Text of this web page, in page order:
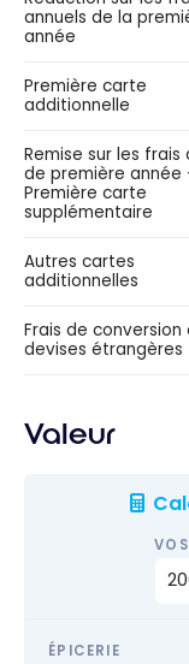
annuels de la
année
Première carte
additionnelle
Remise sur les frais
de première année
Première carte
supplémentaire
Autres cartes
additionnelles
Frais de conversion
devises étrangères
Valeur
ÉPICERIE